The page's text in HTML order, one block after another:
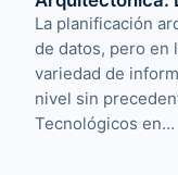
La planificación
de datos, pero en
variedad de
nivel sin
Tecnológicos en…